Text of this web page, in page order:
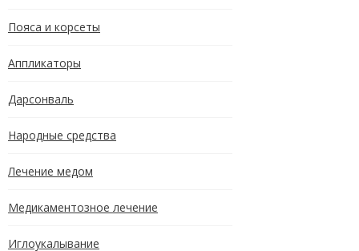
Пояса и корсеты
Аппликаторы
Дарсонваль
Народные средства
Лечение медом
Медикаментозное лечение
Иглоукалывание